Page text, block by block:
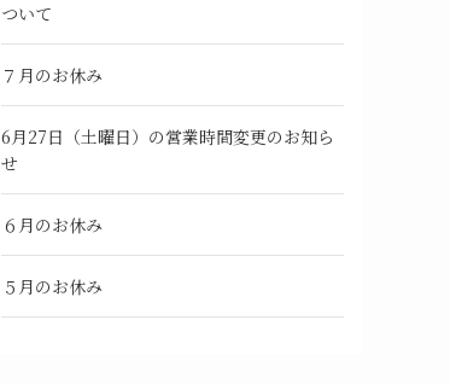
ついて
７月のお休み
6月27日（土曜日）の営業時間変更のお知ら
せ
６月のお休み
５月のお休み